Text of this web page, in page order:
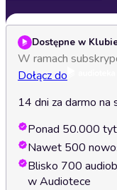
Dostępne w
W ramach
Dołącz do
14 dni za darmo na
Ponad 50.000
Nawet 500
Blisko 700
w Audiotece